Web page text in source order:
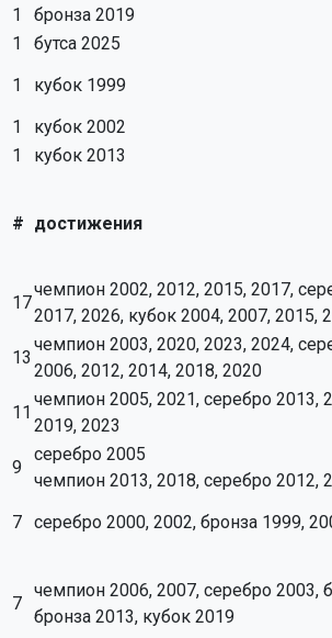
1
бронза 2019
1
бутса 2025
1
кубок 1999
1
кубок 2002
1 кубок 2013
# достижения
17
чемпион 2002, 2012, 2015, 2017,
2017, 2026, кубок 2004, 2007, 2015,
13
чемпион 2003, 2020, 2023, 2024,
2006, 2012, 2014, 2018, 2020
11
чемпион 2005, 2021, серебро 2013,
2019, 2023
9
серебро 2005
чемпион 2013, 2018, серебро 2012,
7 серебро 2000, 2002, бронза 1999,
7
чемпион 2006, 2007, серебро 2003,
бронза 2013, кубок 2019